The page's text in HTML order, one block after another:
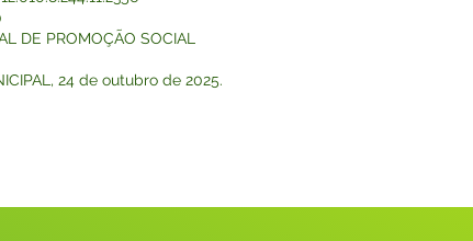
DE PROMOÇÃO SOCIAL
24 de outubro de 2025.